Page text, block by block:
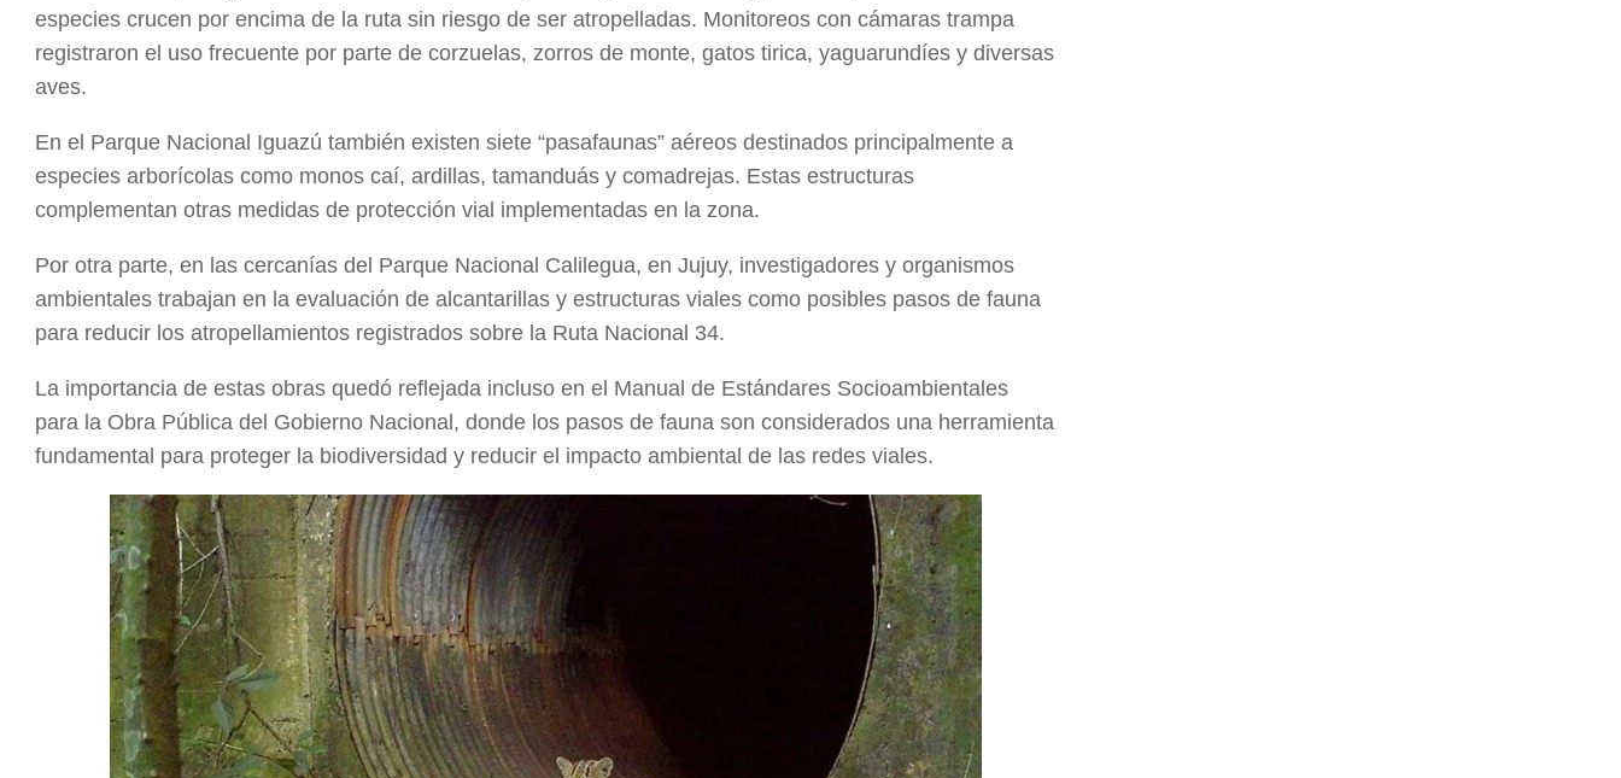
especies crucen por encima de la ruta sin riesgo de ser atropelladas. Monitoreos con cámaras trampa
registraron el uso frecuente por parte de corzuelas, zorros de monte, gatos tirica, yaguarundíes y diversas
aves.
En el Parque Nacional Iguazú también existen siete “pasafaunas” aéreos destinados principalmente a
especies arborícolas como monos caí, ardillas, tamanduás y comadrejas. Estas estructuras
complementan otras medidas de protección vial implementadas en la zona.
Por otra parte, en las cercanías del Parque Nacional Calilegua, en Jujuy, investigadores y organismos
ambientales trabajan en la evaluación de alcantarillas y estructuras viales como posibles pasos de fauna
para reducir los atropellamientos registrados sobre la Ruta Nacional 34.
La importancia de estas obras quedó reflejada incluso en el Manual de Estándares Socioambientales
para la Obra Pública del Gobierno Nacional, donde los pasos de fauna son considerados una herramienta
fundamental para proteger la biodiversidad y reducir el impacto ambiental de las redes viales.